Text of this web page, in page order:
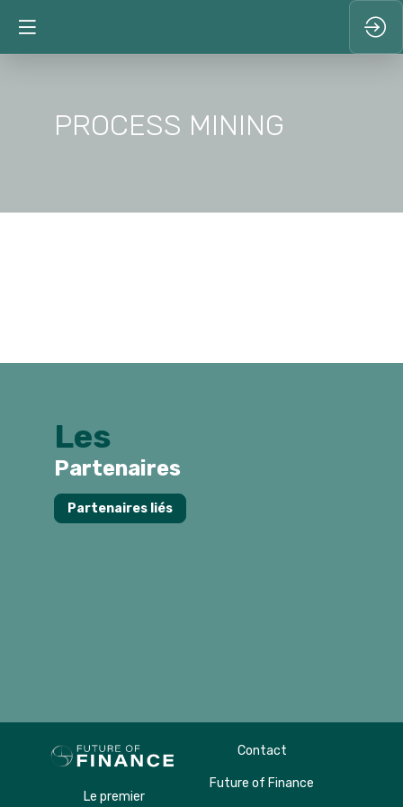
PROCESS MINING
Les
Partenaires
Partenaires liés
Le premier
Contact
Future of Finance